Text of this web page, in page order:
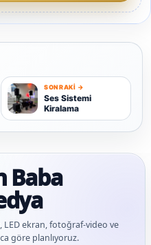
S
SONRAKI →
Ses Sistemi
Kiralama
Baba
LED ekran, fotoğraf-video ve
göre planlıyoruz.